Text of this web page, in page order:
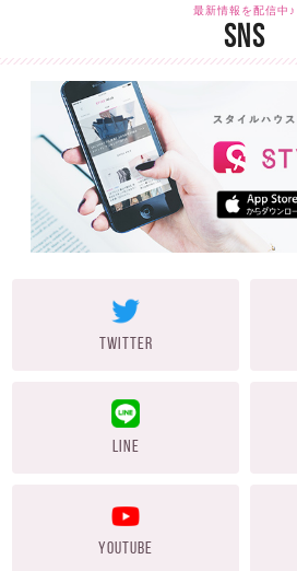
最新情報を配信中♪
SNS
TWITTER
LINE
YOUTUBE